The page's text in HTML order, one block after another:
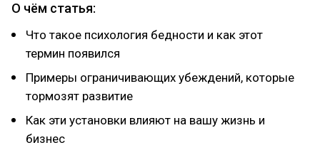
О чём статья:
Что такое психология бедности и как этот
термин появился
Примеры ограничивающих убеждений, которые
тормозят развитие
Как эти установки влияют на вашу жизнь и
бизнес